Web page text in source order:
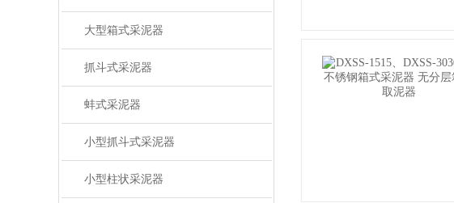
大型箱式采泥器
抓斗式采泥器
蚌式采泥器
小型抓斗式采泥器
小型柱状采泥器